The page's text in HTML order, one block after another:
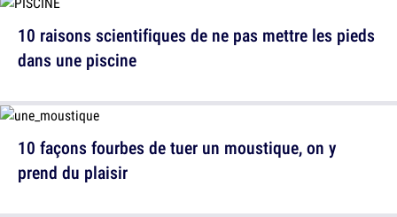
10 raisons scientifiques de ne pas mettre les pieds
dans une piscine
10 façons fourbes de tuer un moustique, on y
prend du plaisir